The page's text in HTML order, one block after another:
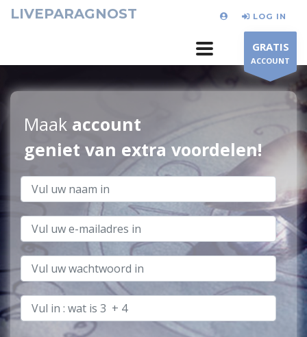
LIVEPARAGNOST LOG IN
GRATIS
ACCOUNT
Maak account
geniet van extra voordelen!